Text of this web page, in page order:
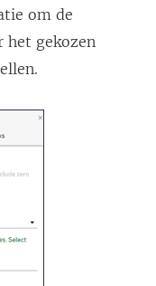
om de
het gekozen